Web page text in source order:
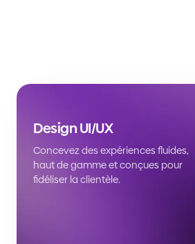
Design UI/UX
Concevez des expériences fluides,
haut de gamme et conçues pour
fidéliser la clientèle.